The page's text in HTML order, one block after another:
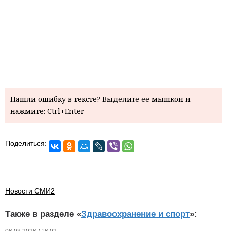
Нашли ошибку в тексте? Выделите ее мышкой и
нажмите: Ctrl+Enter
Поделиться:
Новости СМИ2
Также в разделе «Здравоохранение и спорт»: